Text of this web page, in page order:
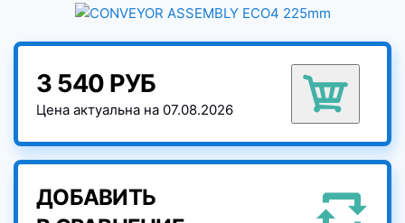
3 540 РУБ
Цена актуальна на 07.08.2026
ДОБАВИТЬ